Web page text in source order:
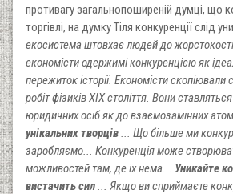
противагу загальнопоширеній думці, що
торгівлі, на думку Тіля конкуренції слід
екосистема штовхає людей до
економісти одержимі конкуренцією як
пережиток історії. Економісти скопіювали
робіт фізиків XIX століття. Вони
юридичних осіб як до взаємозамінних
унікальних творців... Що більше ми
заробляємо... Конкуренція може
можливостей там, де їх нема... Уникайте
вистачить сил... Якщо ви сприймаєте